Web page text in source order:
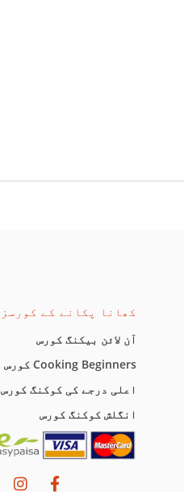
کھانا پکانے کے کورسز
آن لائن بیکنگ کورس
Cooking Beginners کورس
اعلی درجے کی کوکنگ کورس
انگلش کوکنگ کورس